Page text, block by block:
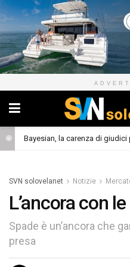
SVN solovelanet Notizie
L’ancora con
Spade è un’ancora che
presa